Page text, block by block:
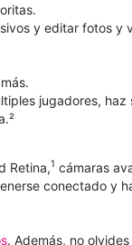
y editar fotos y
jugadores, haz
Retina,1 cámaras
conectado y
. Además, no